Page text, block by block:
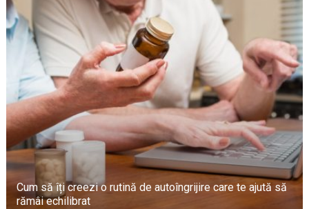
Cum să îți creezi o rutină de autoîngrijire care te ajută să
rămâi echilibrat